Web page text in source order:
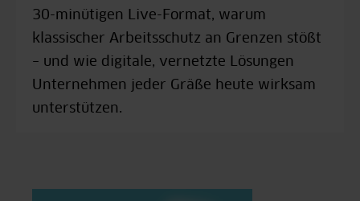
30-minütigen Live-Format, warum
klassischer Arbeitsschutz an Grenzen stößt
– und wie digitale, vernetzte Lösungen
Unternehmen jeder Gräße heute wirksam
unterstützen.